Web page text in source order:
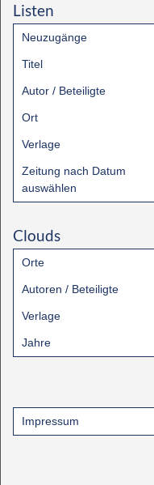
Listen
Neuzugänge
Titel
Autor / Beteiligte
Ort
Verlage
Zeitung nach Datum
auswählen
Clouds
Orte
Autoren / Beteiligte
Verlage
Jahre
Impressum